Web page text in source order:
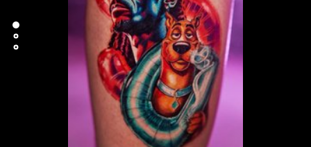
WIADOMOŚĆ
TATUAŻE WZORY TATTOO LIFE